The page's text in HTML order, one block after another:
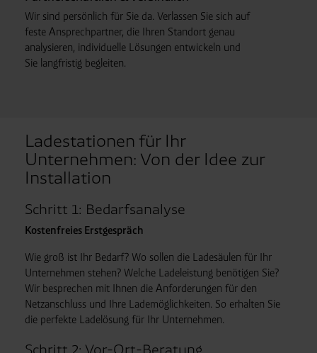
Art. 6 Abs. 1 lit. a DSGVO i. V. m. § 25 Abs. 1 TDDDG
(für optionale Cookies),
§ 25 Abs. 1 TDDDG (für technisch notwendige
Cookies).
Hosting, Consent-Management) sowie an Partner in
Drittländern übermittelt werden. Wenn eine Übermittlung
in ein Land ohne angemessenes Datenschutzniveau
DSGVO sicher (z. B. EU-Standardvertragsklauseln).
Speicherdauer:Cookies werden je nach Zweck
Speicherdauer beträgt 400 Tage, sofern nicht gesetzlich
anders vorgeschrieben oder technisch erforderlich.
Verantwortlicher: Westfalen AG & Co. KG, Industrieweg
43, 48155 Münster E-Mail: datenschutz@westfalen.com
Wir sind persönlich für Sie da. Verlassen Sie sich auf
feste Ansprech­partner, die Ihren Standort genau
analysieren, individuelle Lösungen entwickeln und
Sie lang­fristig begleiten.
Ladestationen für Ihr
Unternehmen: Von der Idee zur
Installation
Schritt 1: Bedarfsanalyse
Kostenfreies Erstgespräch
Wie groß ist Ihr Bedarf? Wo sollen die Ladesäulen für Ihr
Unternehmen stehen? Welche Ladeleistung benötigen Sie?
Wir besprechen mit Ihnen die Anforderungen für den
Netzanschluss und Ihre Lademöglichkeiten. So erhalten Sie
die perfekte Ladelösung für Ihr Unternehmen.
Schritt 2: Vor-Ort-Beratung